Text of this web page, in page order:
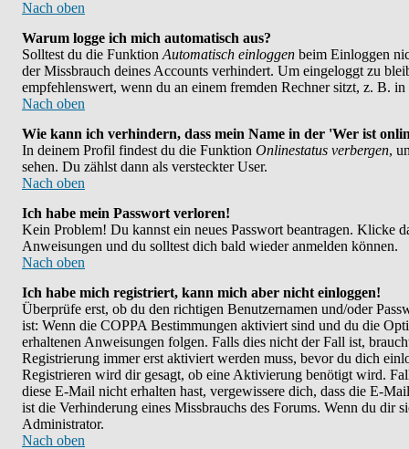
Nach oben
Warum logge ich mich automatisch aus?
Solltest du die Funktion Automatisch einloggen beim Einloggen
der Missbrauch deines Accounts verhindert. Um eingeloggt zu
empfehlenswert, wenn du an einem fremden Rechner sitzt, z. B.
Nach oben
Wie kann ich verhindern, dass mein Name in der 'Wer ist
In deinem Profil findest du die Funktion Onlinestatus verbergen,
sehen. Du zählst dann als versteckter User.
Nach oben
Ich habe mein Passwort verloren!
Kein Problem! Du kannst ein neues Passwort beantragen. Klicke
Anweisungen und du solltest dich bald wieder anmelden können.
Nach oben
Ich habe mich registriert, kann mich aber nicht einloggen!
Überprüfe erst, ob du den richtigen Benutzernamen und/oder
ist: Wenn die COPPA Bestimmungen aktiviert sind und du die
erhaltenen Anweisungen folgen. Falls dies nicht der Fall ist,
Registrierung immer erst aktiviert werden muss, bevor du dich
Registrieren wird dir gesagt, ob eine Aktivierung benötigt wird.
diese E-Mail nicht erhalten hast, vergewissere dich, dass die E-
ist die Verhinderung eines Missbrauchs des Forums. Wenn du dir
Administrator.
Nach oben